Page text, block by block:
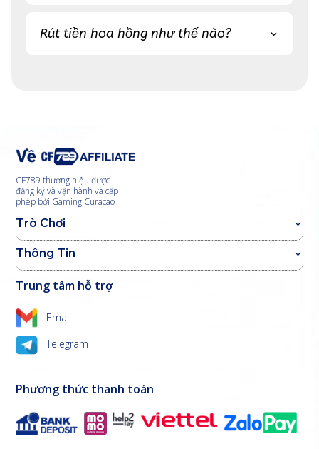
Rút tiền hoa hồng như thế nào?
CF789 thương hiệu được
đăng ký và vận hành và cấp
phép bởi Gaming Curacao
Trò Chơi
Thông Tin
Trung tâm hỗ trợ
Email
Telegram
Phương thức thanh toán